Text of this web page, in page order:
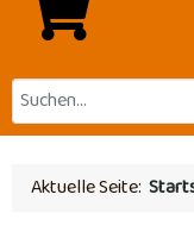
Aktuelle Seite: